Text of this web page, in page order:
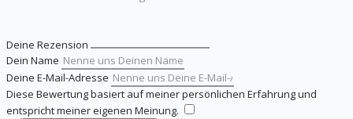
Deine Rezension
Dein Name
Deine E-Mail-Adresse
Diese Bewertung basiert auf meiner persönlichen Erfahrung und
entspricht meiner eigenen Meinung.